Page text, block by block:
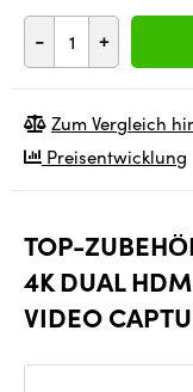
- +
Zum Vergleich
Preisentwicklung
TOP-
4K DUAL
VIDEO